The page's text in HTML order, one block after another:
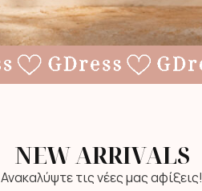
NEW ARRIVALS
Ανακαλύψτε τις νέες μας αφίξεις!